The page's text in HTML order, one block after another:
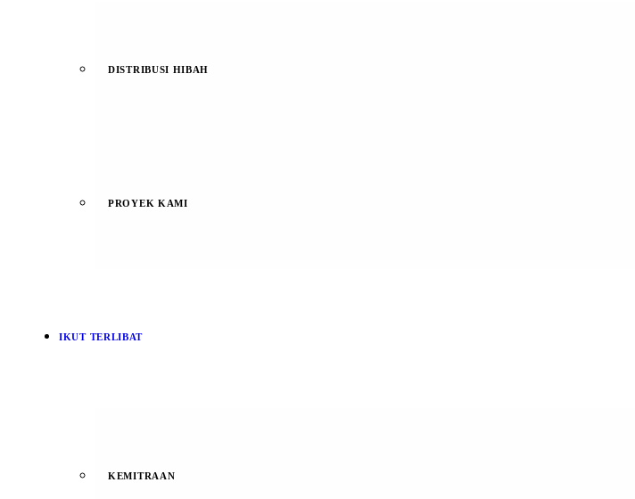
DISTRIBUSI HIBAH
PROYEK KAMI
IKUT TERLIBAT
KEMITRAAN